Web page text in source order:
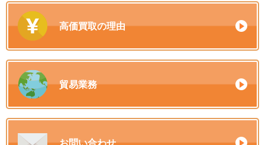
高価買取の理由
貿易業務
お問い合わせ